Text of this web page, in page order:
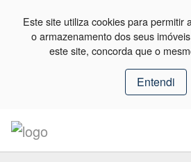
Este site utiliza cookies para permitir
o armazenamento dos seus
este site, concorda que o
Entendi